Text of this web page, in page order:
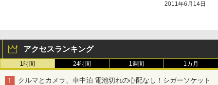
2011年6月14日
アクセスランキング
1時間 24時間 1週間 1カ月
クルマとカメラ、車中泊 電池切れの心配なし！シガーソケット